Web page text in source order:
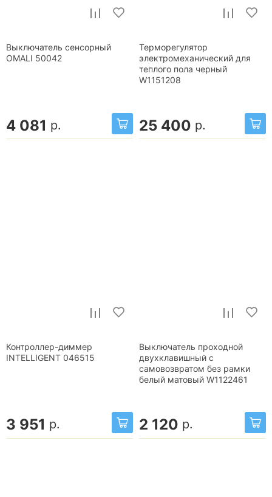
Выключатель сенсорный
OMALI 50042
4 081 р.
Терморегулятор
электромеханический для
теплого пола черный
W1151208
25 400 р.
Контроллер-диммер
INTELLIGENT 046515
3 951 р.
Выключатель проходной
двухклавишный с
самовозвратом без рамки
белый матовый W1122461
2 120 р.